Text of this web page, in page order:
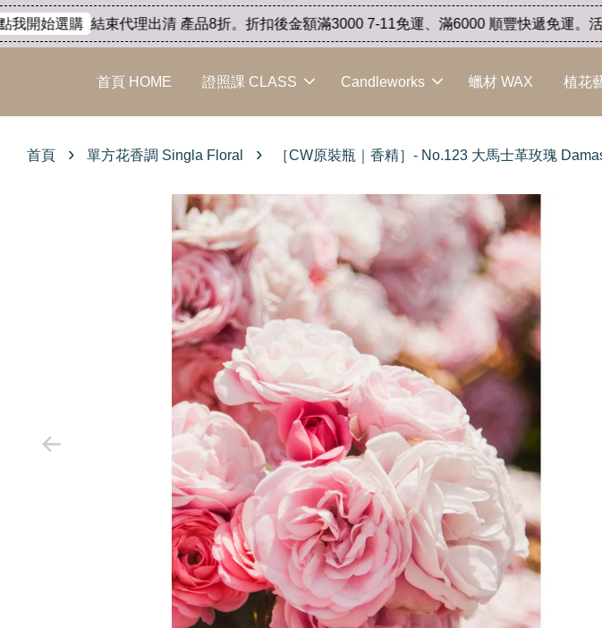
開始選購 結束代理出清 產品8折。折扣後金額滿3000 7-11免運、滿6000 順豐快遞免運。活動
首頁 HOME 證照課 CLASS Candleworks 蠟材 WAX 植花
首頁 › 單方花香調 Singla Floral › ［CW原裝瓶｜香精］- No.123 大馬士革玫瑰